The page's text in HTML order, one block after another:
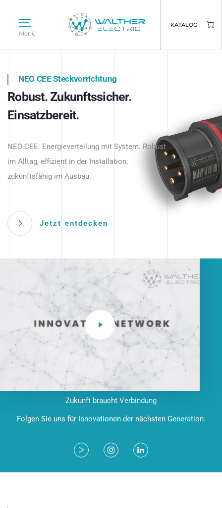
Menü
KATALOG
Intelligente Stromverteilung
beginnt hier.
NEO CEE Steckvorrichtung
Robust. Zukunftssicher.
Einsatzbereit.
NEO CEE: Energieverteilung mit System. Robust
im Alltag, effizient in der Installation,
zukunftsfähig im Ausbau.
Jetzt entdecken
Intelligenz trifft Energie.
Anwendungen – robust, IP-geschützt und
zukunftsfähig.
Zukunft braucht Verbindung
Folgen Sie uns für Innovationen der nächsten Generation: